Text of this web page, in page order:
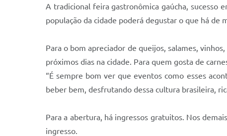
A tradicional feira gastronômica gaúcha, sucesso
população da cidade poderá degustar o que há de
Para o bom apreciador de queijos, salames,
próximos dias na cidade. Para quem gosta de
“É sempre bom ver que eventos como esses
beber bem, desfrutando dessa cultura brasileira,
Para a abertura, há ingressos gratuitos. Nos
ingresso.